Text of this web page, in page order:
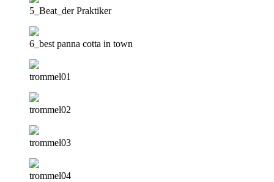
5_Beat_der Praktiker
6_best panna cotta in town
trommel01
trommel02
trommel03
trommel04